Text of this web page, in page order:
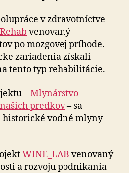
v zdravotníctve
venovaný
po mozgovej príhode.
zariadenia získali
tento typ rehabilitácie.
–Mlynárstvo –
predkov– sa
vodné mlyny
WINE_LAB venovaný
a rozvoju podnikania